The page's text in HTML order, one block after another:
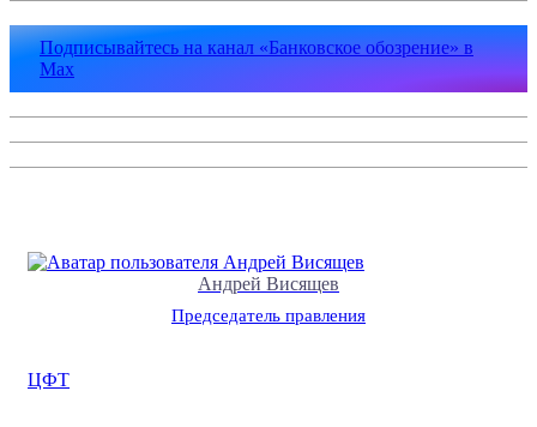
Подписывайтесь на канал «Банковское обозрение» в
Max
Андрей Висящев
Председатель правления
ЦФТ